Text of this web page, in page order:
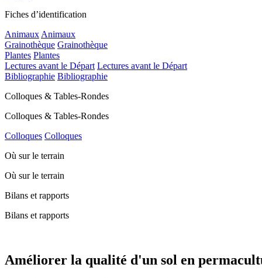
Fiches d’identification
Animaux Animaux
Grainothèque Grainothèque
Plantes Plantes
Lectures avant le Départ Lectures avant le Départ
Bibliographie Bibliographie
Colloques & Tables-Rondes
Colloques & Tables-Rondes
Colloques Colloques
Où sur le terrain
Où sur le terrain
Bilans et rapports
Bilans et rapports
Améliorer la qualité d'un sol en